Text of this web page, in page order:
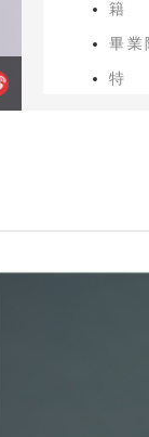
籍
畢業
特